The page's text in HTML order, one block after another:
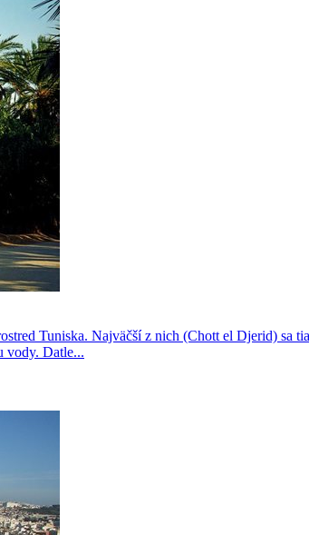
Tuniska. Najväčší z nich (Chott el Djerid) sa
vody. Datle...